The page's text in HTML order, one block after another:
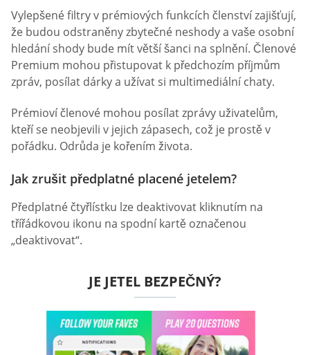
Vylepšené filtry v prémiových funkcích členství zajišťují,
že budou odstraněny zbytečné neshody a vaše osobní
hledání shody bude mít větší šanci na splnění. Členové
Premium mohou přistupovat k předchozím příjmům
zpráv, posílat dárky a užívat si multimediální chaty.
Prémioví členové mohou posílat zprávy uživatelům,
kteří se neobjevili v jejich zápasech, což je prostě v
pořádku. Odrůda je kořením života.
Jak zrušit předplatné placené jetelem?
Předplatné čtyřlístku lze deaktivovat kliknutím na
třířádkovou ikonu na spodní kartě označenou
„deaktivovat“.
JE JETEL BEZPEČNÝ?